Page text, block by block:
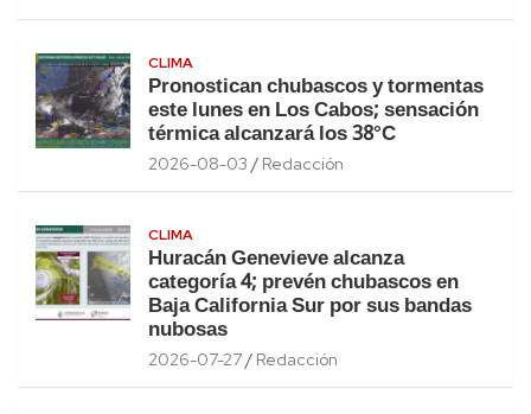
CLIMA
Pronostican chubascos y tormentas
este lunes en Los Cabos; sensación
térmica alcanzará los 38°C
2026-08-03 Redacción
CLIMA
Huracán Genevieve alcanza
categoría 4; prevén chubascos en
Baja California Sur por sus bandas
nubosas
2026-07-27 Redacción